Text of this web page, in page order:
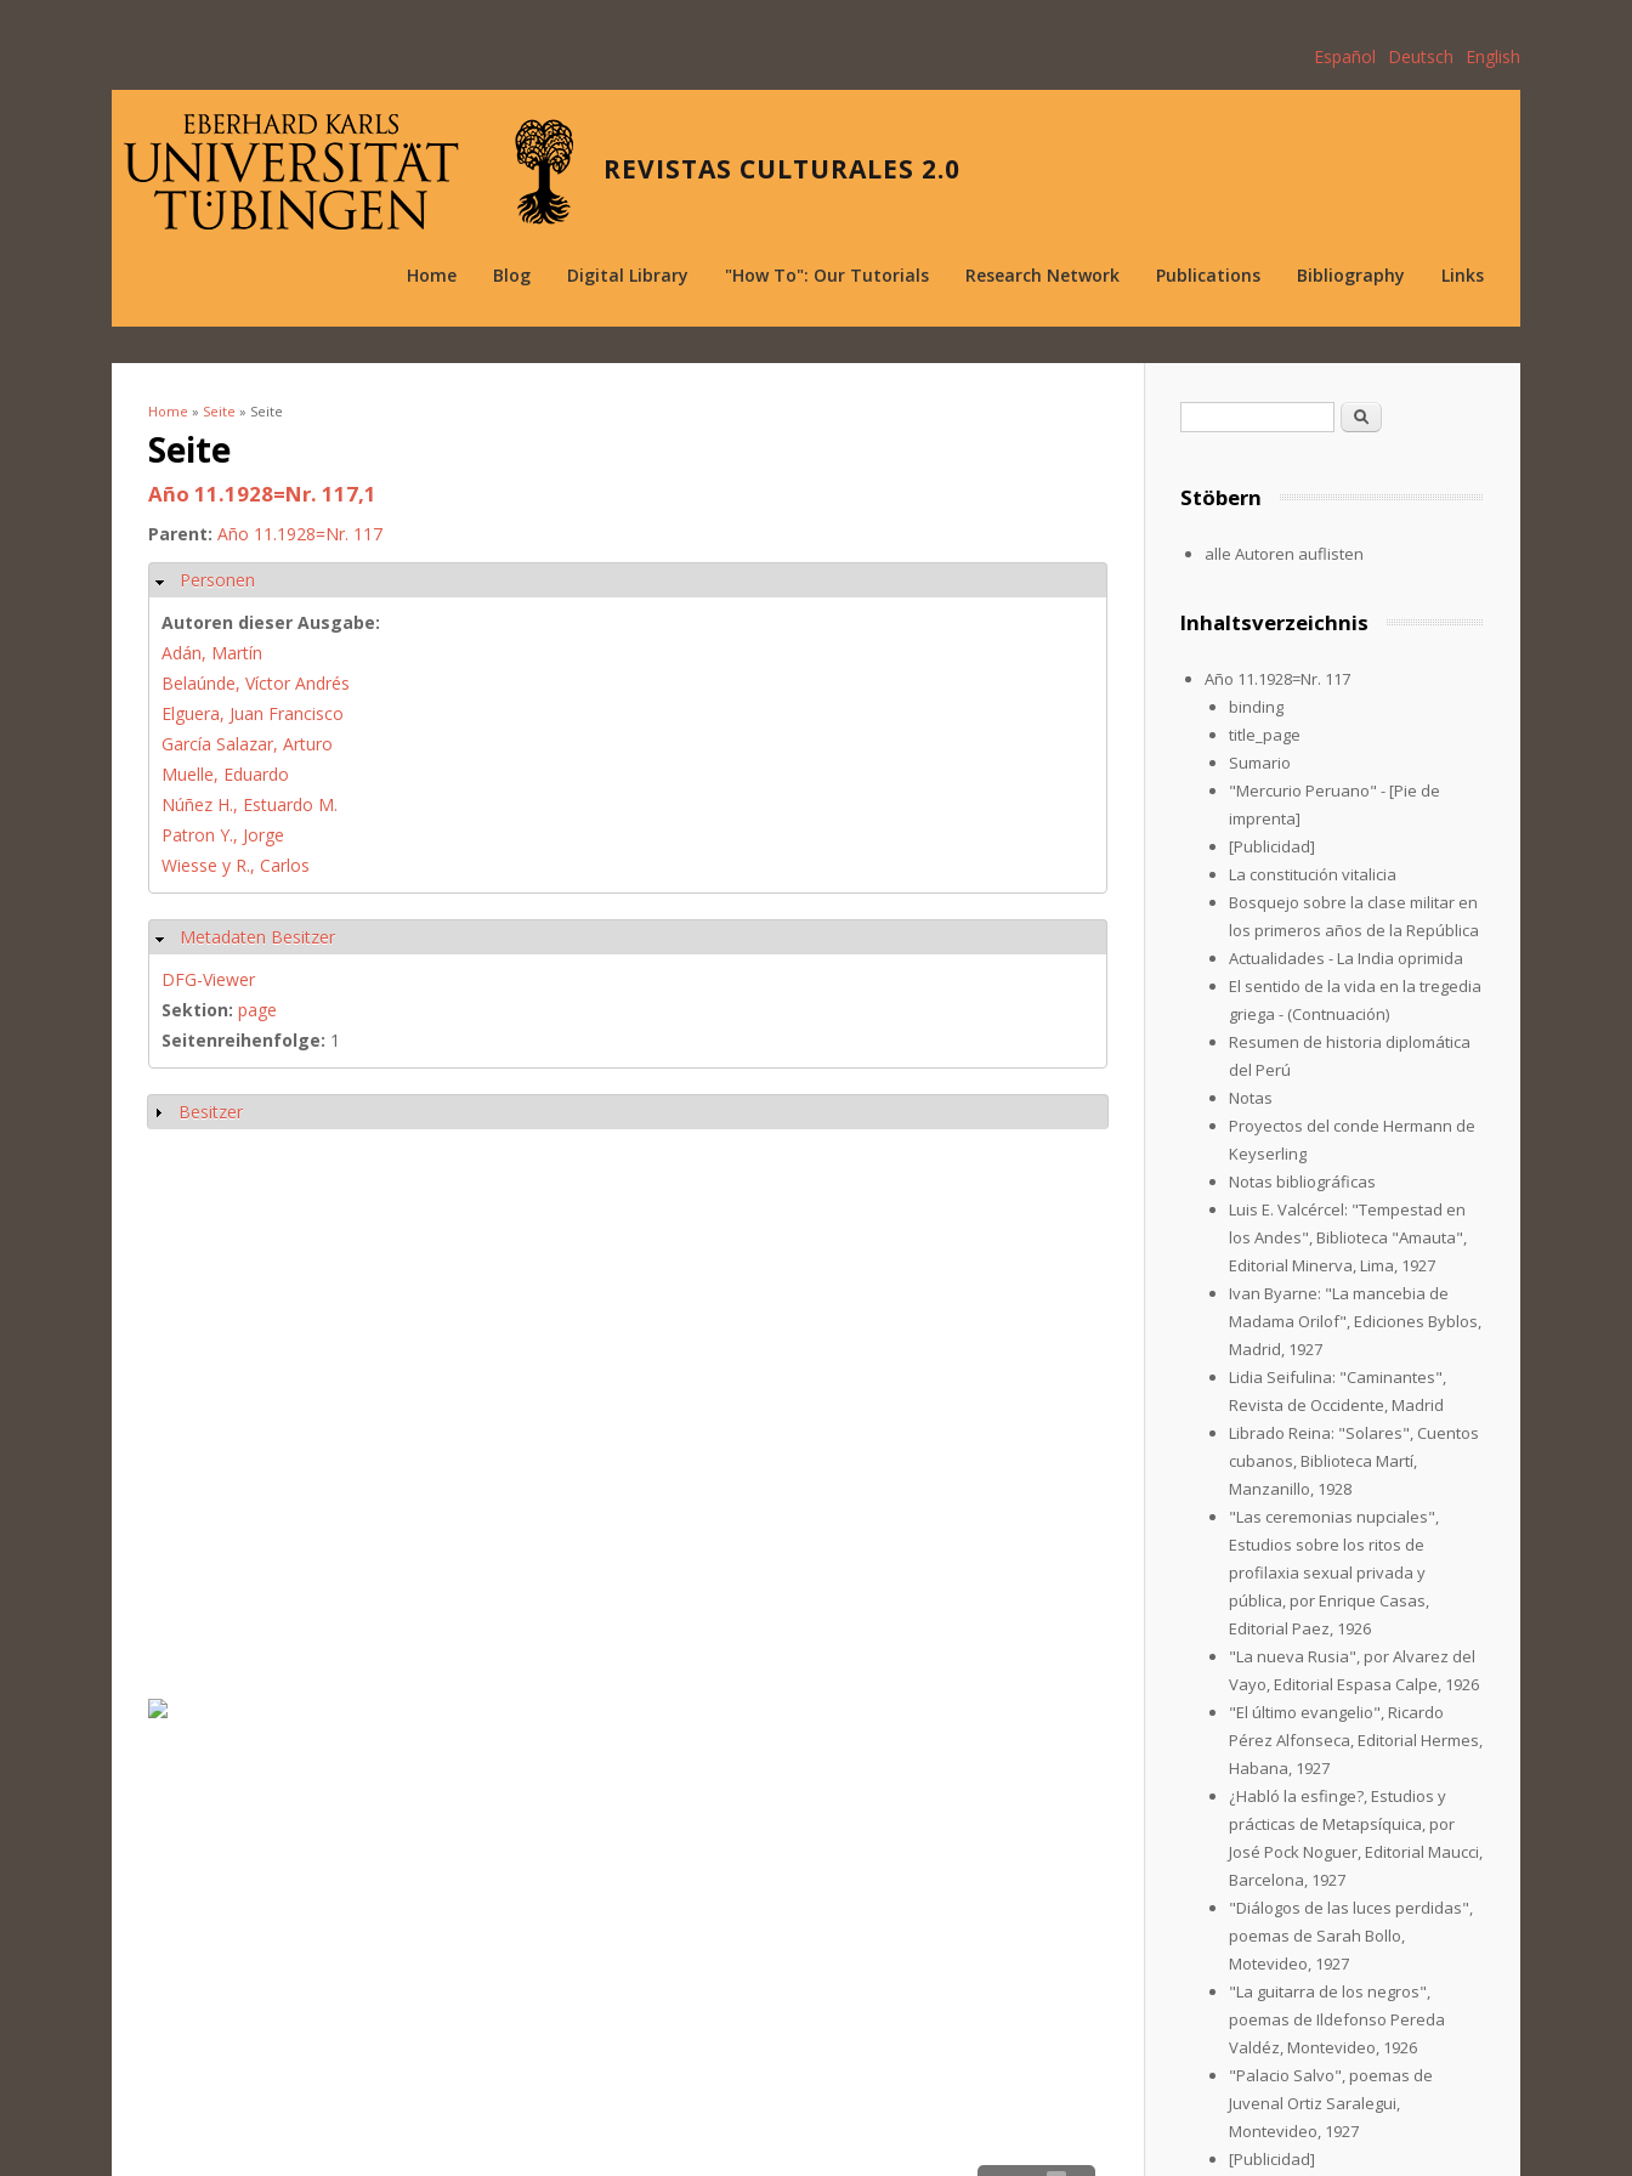
Español Deutsch English
REVISTAS CULTURALES 2.0
Home Blog Digital Library "How To": Our Tutorials Research Network Publications Bibliography Links
You are here
Home » Seite » Seite
Seite
Año 11.1928=Nr. 117,1
Parent: Año 11.1928=Nr. 117
Hide
Personen
Autoren dieser Ausgabe:
Adán, Martín
Belaúnde, Víctor Andrés
Elguera, Juan Francisco
García Salazar, Arturo
Muelle, Eduardo
Núñez H., Estuardo M.
Patron Y., Jorge
Wiesse y R., Carlos
Hide
Metadaten Besitzer
DFG-Viewer
Sektion: page
Seitenreihenfolge: 1
Show
Besitzer
Search
Stöbern
alle Autoren auflisten
Inhaltsverzeichnis
Año 11.1928=Nr. 117
binding
title_page
Sumario
"Mercurio Peruano" - [Pie de
imprenta]
[Publicidad]
La constitución vitalicia
Bosquejo sobre la clase militar en
los primeros años de la República
Actualidades - La India oprimida
El sentido de la vida en la tregedia
griega - (Contnuación)
Resumen de historia diplomática
del Perú
Notas
Proyectos del conde Hermann de
Keyserling
Notas bibliográficas
Luis E. Valcércel: "Tempestad en
los Andes", Biblioteca "Amauta",
Editorial Minerva, Lima, 1927
Ivan Byarne: "La mancebia de
Madama Orilof", Ediciones Byblos,
Madrid, 1927
Lidia Seifulina: "Caminantes",
Revista de Occidente, Madrid
Librado Reina: "Solares", Cuentos
cubanos, Biblioteca Martí,
Manzanillo, 1928
"Las ceremonias nupciales",
Estudios sobre los ritos de
profilaxia sexual privada y
pública, por Enrique Casas,
Editorial Paez, 1926
"La nueva Rusia", por Alvarez del
Vayo, Editorial Espasa Calpe, 1926
"El último evangelio", Ricardo
Pérez Alfonseca, Editorial Hermes,
Habana, 1927
¿Habló la esfinge?, Estudios y
prácticas de Metapsíquica, por
José Pock Noguer, Editorial Maucci,
Barcelona, 1927
"Diálogos de las luces perdidas",
poemas de Sarah Bollo,
Motevideo, 1927
"La guitarra de los negros",
poemas de Ildefonso Pereda
Valdéz, Montevideo, 1926
"Palacio Salvo", poemas de
Juvenal Ortiz Saralegui,
Montevideo, 1927
[Publicidad]